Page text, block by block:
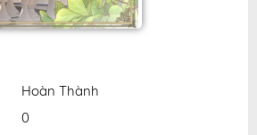
Hoàn Thành
0